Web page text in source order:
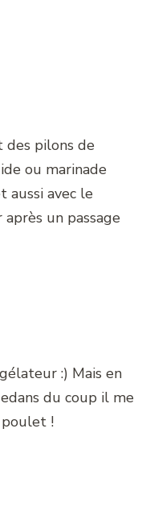
des pilons de
ou marinade
aussi avec le
un passage
:) Mais en
du coup il me
!